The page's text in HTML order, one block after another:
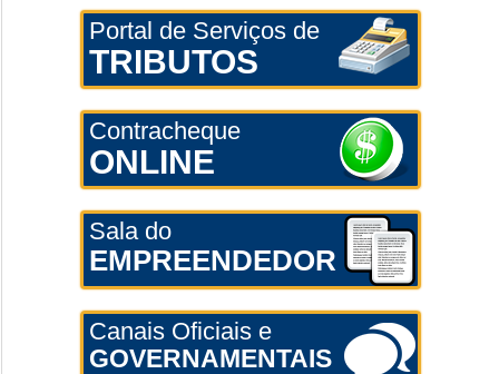
Portal de Serviços de
TRIBUTOS
Contracheque
ONLINE
Sala do
EMPREENDEDOR
Canais Oficiais e
GOVERNAMENTAIS